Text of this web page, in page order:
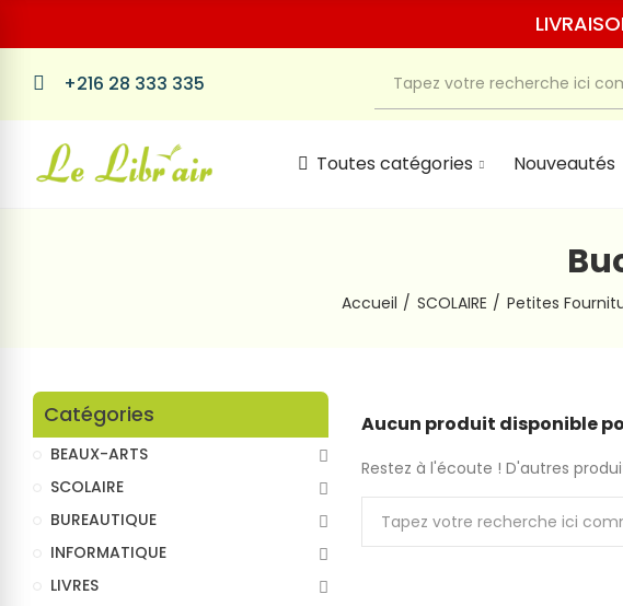
+216 28 333 335
Toutes catégories Nouveautés
Accueil SCOLAIRE Petites
Aucun produit disponible
Restez à l'écoute ! D'autres
Catégories
BEAUX-ARTS
SCOLAIRE
BUREAUTIQUE
INFORMATIQUE
LIVRES